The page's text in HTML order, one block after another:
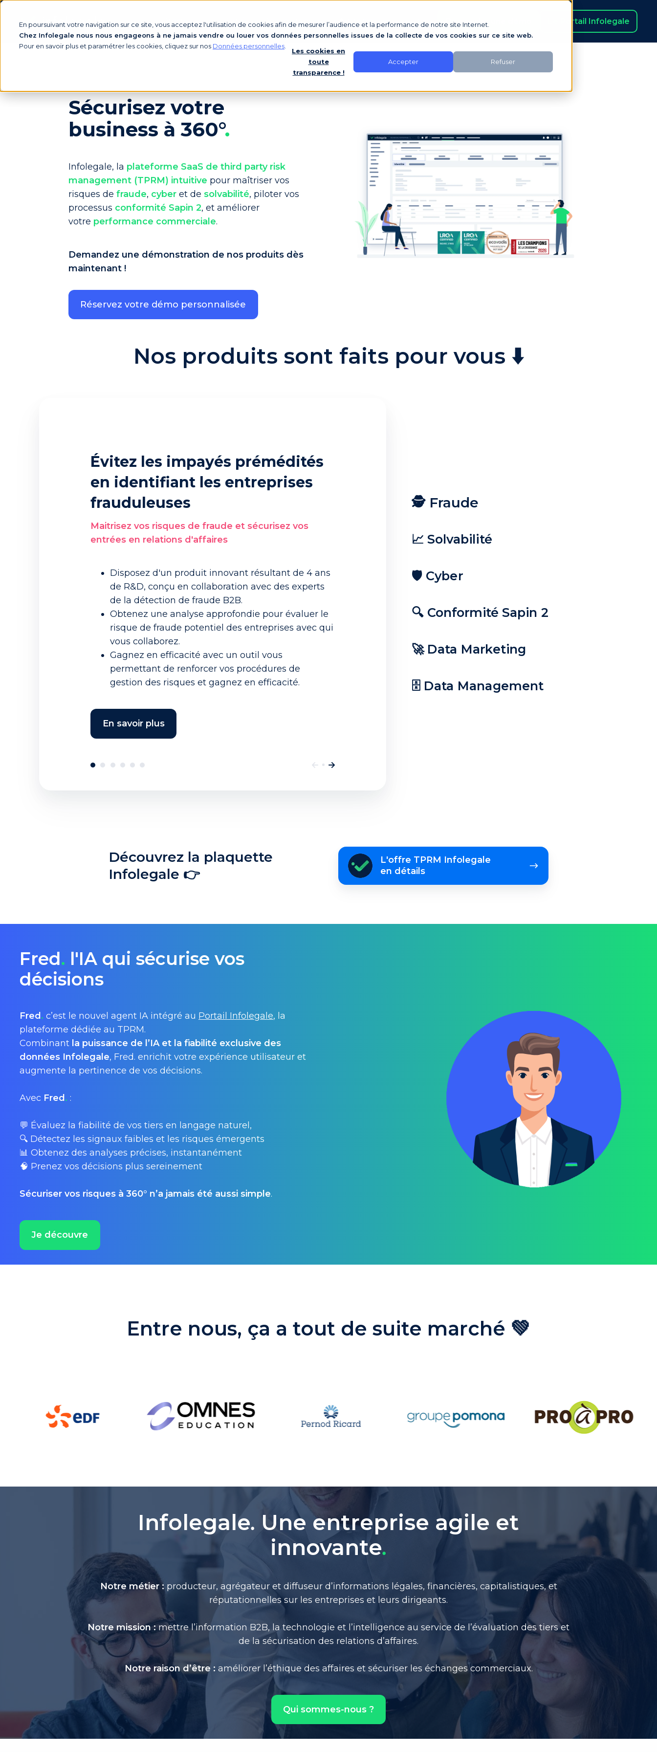
En poursuivant votre navigation sur ce site, vous acceptez l'utilisation de cookies afin de mesurer l’audience et la performance de notre site Internet.
Chez Infolegale nous nous engageons à ne jamais vendre ou louer vos données personnelles issues de la collecte de vos cookies sur ce site web.
Pour en savoir plus et paramétrer les cookies, cliquez sur nos Données personnelles
Les cookies en
toute
transparence !
Accepter Refuser
Produits Tarifs Ressources À propos Demander une démo Le Portail Infolegale
Sécurisez votre
business à 360°.
Infolegale, la plateforme SaaS de third party risk
management (TPRM) intuitive pour maîtriser vos
risques de fraude, cyber et de solvabilité, piloter vos
processus conformité Sapin 2, et améliorer
votre performance commerciale.
Demandez une démonstration de nos produits dès
maintenant !
Réservez votre démo personnalisée
Nos produits sont faits pour vous ⬇️
Évitez les impayés prémédités
en identifiant les entreprises
frauduleuses
Maitrisez vos risques de fraude et sécurisez vos
entrées en relations d'affaires
Disposez d'un produit innovant résultant de 4 ans
de R&D, conçu en collaboration avec des experts
de la détection de fraude B2B.
Obtenez une analyse approfondie pour évaluer le
risque de fraude potentiel des entreprises avec qui
vous collaborez.
Gagnez en efficacité avec un outil vous
permettant de renforcer vos procédures de
gestion des risques et gagnez en efficacité.
En savoir plus
🕵️ Fraude
📈 Solvabilité
🛡️ Cyber
🔍 Conformité Sapin 2
🚀 Data Marketing
🗄️ Data Management
Découvrez la plaquette
Infolegale 👉
L'offre TPRM Infolegale
en détails
L'offre
TPRM
Infolegale
Fred. l'IA qui sécurise vos
décisions
Fred . c’est le nouvel agent IA intégré au Portail Infolegale, la
plateforme dédiée au TPRM.​
Combinant la puissance de l’IA et la fiabilité exclusive des
données Infolegale, Fred. enrichit votre expérience utilisateur et
augmente la pertinence de vos décisions.​
Avec Fred . :​
💬 Évaluez la fiabilité de vos tiers en langage naturel,
🔍 Détectez les signaux faibles et les risques émergents​
📊 Obtenez des analyses précises, instantanément
🧠 Prenez vos décisions plus sereinement​
Sécuriser vos risques à 360° n’a jamais été aussi simple.​
Je découvre
Entre nous, ça a tout de suite marché 💚
Infolegale. Une entreprise agile et
innovante.
Notre métier : producteur, agrégateur et diffuseur d’informations légales, financières, capitalistiques, et
réputationnelles sur les entreprises et leurs dirigeants.
Notre mission :mettre l’information B2B, la technologie et l’intelligence au service de l’évaluation des tiers et
de la sécurisation des relations d’affaires.
Notre raison d’être : améliorer l’éthique des affaires et sécuriser les échanges commerciaux.
Qui sommes-nous ?